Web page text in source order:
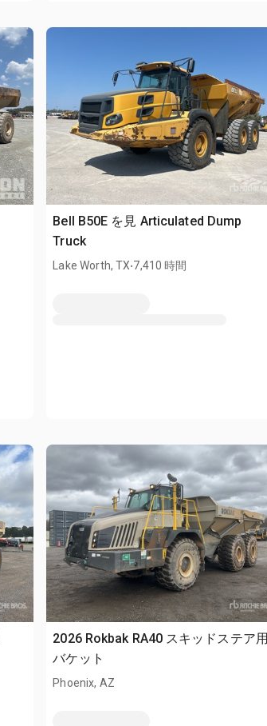
Bell B50E を見 Articulated Dump
Truck
Lake Worth, TX.7,410 時間
2026 Rokbak RA40 スキッドステア用
バケット
Phoenix, AZ